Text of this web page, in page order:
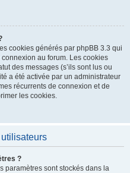
cookies générés par phpBB 3.3 qui
au forum. Les cookies
des messages (s’ils sont lus ou
a été activée par un administrateur
récurrents de connexion et de
les cookies.
?
paramètres sont stockés dans la